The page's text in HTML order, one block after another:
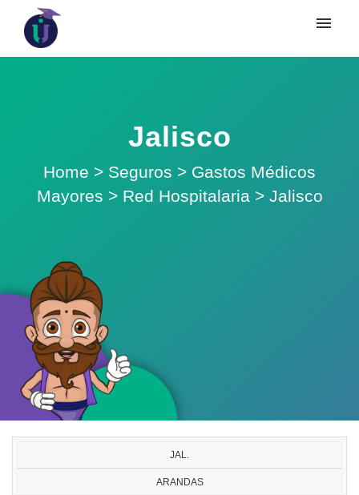
Jalisco
Home > Seguros > Gastos Médicos
Mayores > Red Hospitalaria > Jalisco
JAL.
ARANDAS